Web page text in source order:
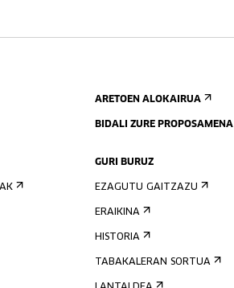
ARETOEN ALOKAIRUA
BIDALI ZURE PROPOSAMENA
GURI BURUZ
EZAGUTU GAITZAZU
ERAIKINA
HISTORIA
TABAKALERAN SORTUA